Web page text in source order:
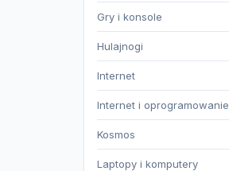
Gry i konsole
Hulajnogi
Internet
Internet i oprogramowanie
Kosmos
Laptopy i komputery